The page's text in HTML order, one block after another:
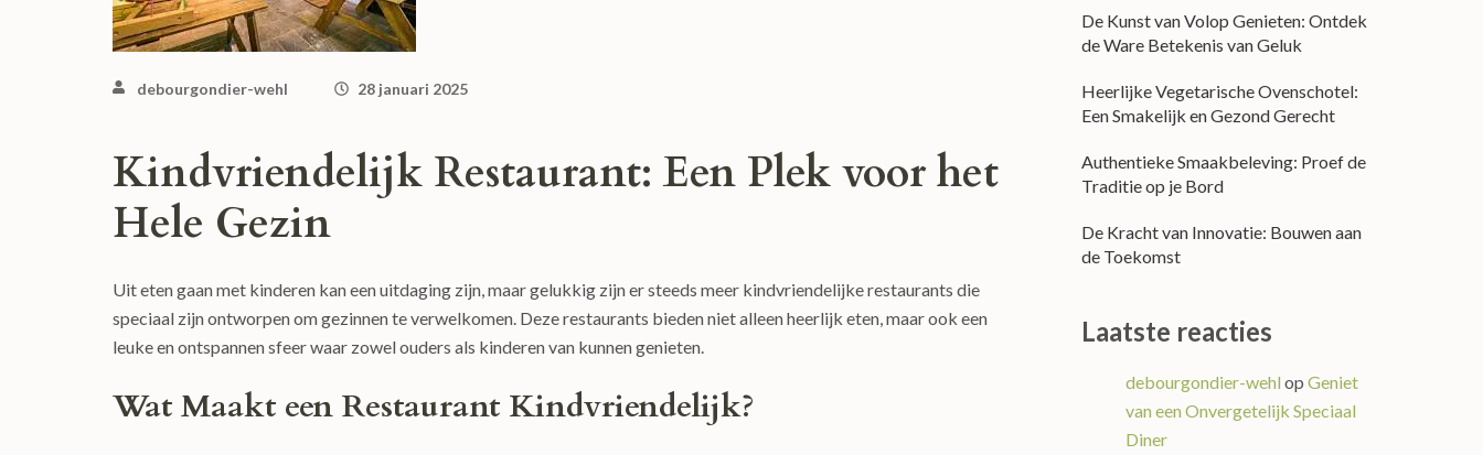
debourgondier-wehl 28 januari 2025
Kindvriendelijk Restaurant: Een Plek voor het
Hele Gezin
Uit eten gaan met kinderen kan een uitdaging zijn, maar gelukkig zijn er steeds meer kindvriendelijke restaurants die
speciaal zijn ontworpen om gezinnen te verwelkomen. Deze restaurants bieden niet alleen heerlijk eten, maar ook een
leuke en ontspannen sfeer waar zowel ouders als kinderen van kunnen genieten.
Wat Maakt een Restaurant Kindvriendelijk?
De Kunst van Volop Genieten: Ontdek
de Ware Betekenis van Geluk
Heerlijke Vegetarische Ovenschotel:
Een Smakelijk en Gezond Gerecht
Authentieke Smaakbeleving: Proef de
Traditie op je Bord
De Kracht van Innovatie: Bouwen aan
de Toekomst
Laatste reacties
debourgondier-wehl op Geniet
van een Onvergetelijk Speciaal
Diner